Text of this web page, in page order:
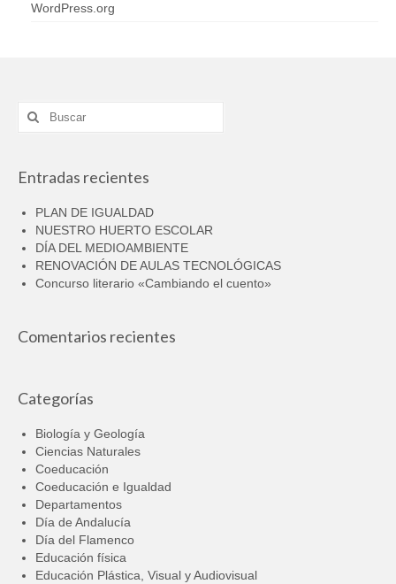
WordPress.org
Buscar
por:
Entradas recientes
PLAN DE IGUALDAD
NUESTRO HUERTO ESCOLAR
DÍA DEL MEDIOAMBIENTE
RENOVACIÓN DE AULAS TECNOLÓGICAS
Concurso literario «Cambiando el cuento»
Comentarios recientes
Categorías
Biología y Geología
Ciencias Naturales
Coeducación
Coeducación e Igualdad
Departamentos
Día de Andalucía
Día del Flamenco
Educación física
Educación Plástica, Visual y Audiovisual